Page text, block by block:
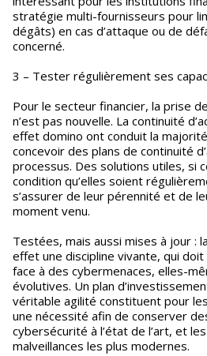
stratégie multi-fournisseurs pour
dégâts) en cas d’attaque ou de
concerné.
3 – Tester régulièrement ses
Pour le secteur financier, la prise
n’est pas nouvelle. La continuité
effet domino ont conduit la
concevoir des plans de continuité
processus. Des solutions utiles, si
condition qu’elles soient
s’assurer de leur pérennité et de
moment venu.
Testées, mais aussi mises à jour :
effet une discipline vivante, qui
face à des cybermenaces, elles-
évolutives. Un plan
véritable agilité constituent pour
une nécessité afin de conserver
cybersécurité à l’état de l’art, et
malveillances les plus modernes.